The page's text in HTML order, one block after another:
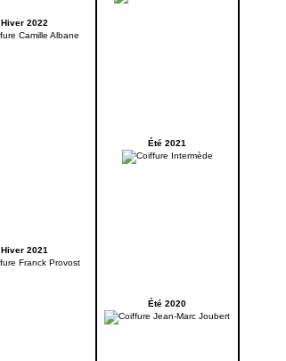
Hiver 2022
Hiver 2021
Été 2021
Été 2020